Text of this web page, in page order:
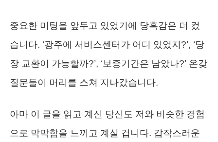
중요한 미팅을 앞두고 있었기에 당혹감은 더 컸
습니다. ‘광주에 서비스센터가 어디 있었지?’, ‘당
장 교환이 가능할까?’, ‘보증기간은 남았나?’ 온갖
질문들이 머리를 스쳐 지나갔습니다.
아마 이 글을 읽고 계신 당신도 저와 비슷한 경험
으로 막막함을 느끼고 계실 겁니다. 갑작스러운